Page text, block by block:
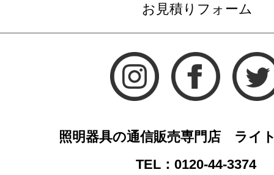
お見積りフォーム
照明器具の通信販売専門店 ライ
TEL：0120-44-3374